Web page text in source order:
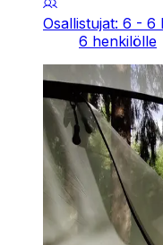
Osallistujat: 6 - 6
6 henkilölle